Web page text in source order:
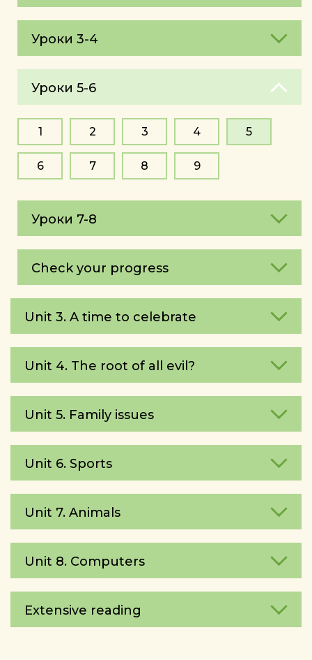
Уроки 3-4
Уроки 5-6
1 2 3 4 5
6 7 8 9
Уроки 7-8
Check your progress
Unit 3. A time to celebrate
Unit 4. The root of all evil?
Unit 5. Family issues
Unit 6. Sports
Unit 7. Animals
Unit 8. Computers
Extensive reading